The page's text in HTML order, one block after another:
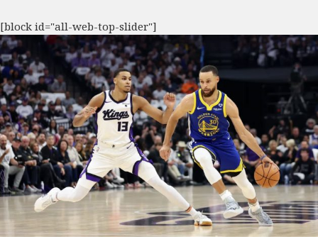
[block id="all-web-top-slider"]